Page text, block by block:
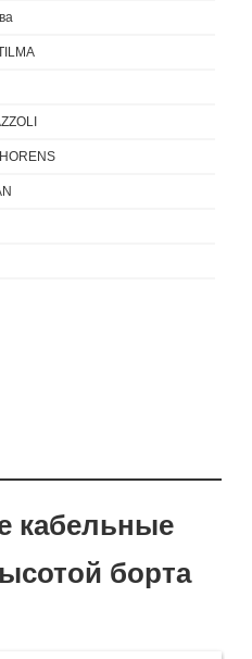
кабельные
борта